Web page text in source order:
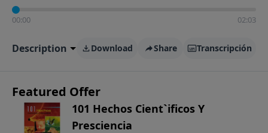
00:00 02:03
Description Download Share Transcripción
Featured Offer
101 Hechos Cient`ificos Y
Presciencia